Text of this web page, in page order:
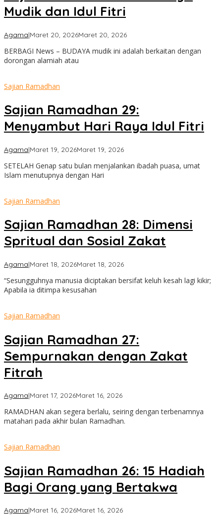
Mudik dan Idul Fitri
Agama|Maret 20, 2026Maret 20, 2026oleh
BERBAGI News – BUDAYA mudik ini adalah berkaitan dengan
dorongan alamiah atau
Sajian Ramadhan
Sajian Ramadhan 29:
Menyambut Hari Raya Idul Fitri
Agama|Maret 19, 2026Maret 19, 2026oleh
SETELAH Genap satu bulan menjalankan ibadah puasa, umat
Islam menutupnya dengan Hari
Sajian Ramadhan
Sajian Ramadhan 28: Dimensi
Spritual dan Sosial Zakat
Agama|Maret 18, 2026Maret 18, 2026oleh
“Sesungguhnya manusia diciptakan bersifat keluh kesah lagi kikir;
Apabila ia ditimpa kesusahan
Sajian Ramadhan
Sajian Ramadhan 27:
Sempurnakan dengan Zakat
Fitrah
Agama|Maret 17, 2026Maret 16, 2026oleh
RAMADHAN akan segera berlalu, seiring dengan terbenamnya
matahari pada akhir bulan Ramadhan.
Sajian Ramadhan
Sajian Ramadhan 26: 15 Hadiah
Bagi Orang yang Bertakwa
Agama|Maret 16, 2026Maret 16, 2026oleh